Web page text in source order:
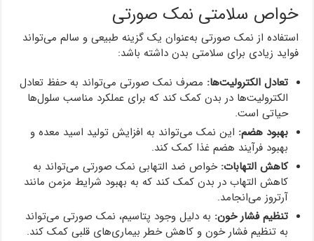
خواص سلامتی نمک صورتی
استفاده از نمک صورتی به‌عنوان یک گزینه طبیعی و سالم می‌تواند
فواید زیادی برای سلامتی بدن داشته باشد:
تعادل الکترولیت‌ها: مصرف نمک صورتی می‌تواند به حفظ تعادل
الکترولیت‌ها در بدن کمک کند که برای عملکرد مناسب سلول‌ها
حیاتی است.
بهبود هضم: این نمک می‌تواند به افزایش تولید اسید معده و
بهبود فرآیند هضم غذا کمک کند.
کاهش التهابات: خواص ضد التهابی نمک صورتی می‌تواند به
کاهش التهاب در بدن کمک کند که به بهبود شرایط مزمن مانند
آرتروز می‌انجامد.
تنظیم فشار خون: به دلیل وجود پتاسیم، نمک صورتی می‌تواند
به تنظیم فشار خون و کاهش خطر بیماری‌های قلبی کمک کند.